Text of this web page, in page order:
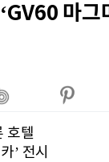
마그
호텔
’ 전시